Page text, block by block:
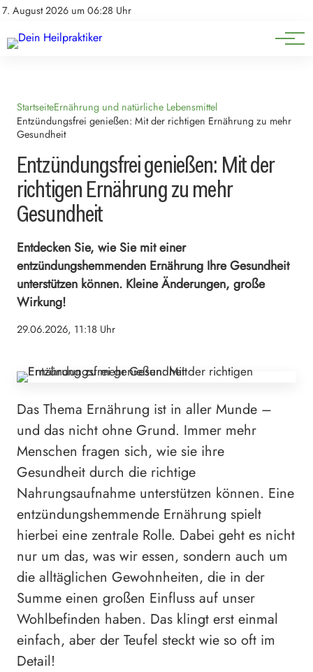
7. August 2026 um 06:28 Uhr
Impressum
Natürliche Medizin
Heilpflanzen & Kräuterkunde
StartseiteErnährung und natürliche Lebensmittel
Entzündungsfrei genießen: Mit der richtigen Ernährung zu mehr
Gesundheit
Entzündungsfrei genießen: Mit der
richtigen Ernährung zu mehr
Gesundheit
Entdecken Sie, wie Sie mit einer
entzündungshemmenden Ernährung Ihre Gesundheit
unterstützen können. Kleine Änderungen, große
Wirkung!
29.06.2026, 11:18 Uhr
Das Thema Ernährung ist in aller Munde –
und das nicht ohne Grund. Immer mehr
Menschen fragen sich, wie sie ihre
Gesundheit durch die richtige
Nahrungsaufnahme unterstützen können. Eine
entzündungshemmende Ernährung spielt
hierbei eine zentrale Rolle. Dabei geht es nicht
nur um das, was wir essen, sondern auch um
die alltäglichen Gewohnheiten, die in der
Summe einen großen Einfluss auf unser
Wohlbefinden haben. Das klingt erst einmal
einfach, aber der Teufel steckt wie so oft im
Detail!